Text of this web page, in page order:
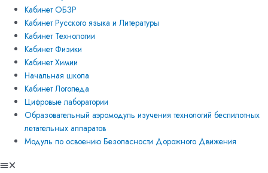
Кабинет ОБЗР
Кабинет Русского языка и Литературы
Кабинет Технологии
Кабинет Физики
Кабинет Химии
Начальная школа
Кабинет Логопеда
Цифровые лаборатории
Образовательный аэромодуль изучения технологий беспилотных
летательных аппаратов
Модуль по освоению Безопасности Дорожного Движения